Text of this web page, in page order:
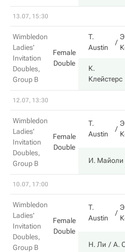
13.07, 15:30
Wimbledon
Ladies'
Invitation
Doubles,
Group B
Female
Double
T.
Austin
К.
Клейстерс
12.07, 13:30
Wimbledon
Ladies'
Invitation
Doubles,
Group B
Female
Double
T.
Austin
И. Майоли
10.07, 17:00
Wimbledon
Ladies'
Invitation
Doubles,
Group B
Female
Double
T.
Austin
Н. Ли А.